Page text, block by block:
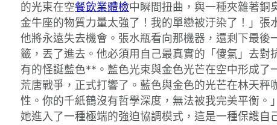
的光束在空餐飲業體檢中瞬間扭曲，與一種夾雜著銅
金牛座的物質力量太強了！我的單戀被汙染了！」
他將永遠失去機會。張水瓶看向那機器，還剩下最
籤，丟了進去。他必須用自己最真實的「傻氣」去
有的怪誕藍色**。藍色光束與金色光芒在空中形成
荒唐戰爭，正式打響了。藍色與金色的光芒在林天秤
性。你的千紙鶴沒有哲學深度，無法被我完美平衡
她進入了一種極端的強迫協調模式，這是一種保護